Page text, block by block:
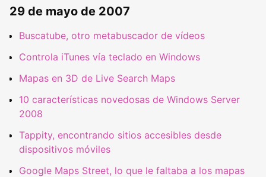
29 de mayo de 2007
Buscatube, otro metabuscador de vídeos
Controla iTunes vía teclado en Windows
Mapas en 3D de Live Search Maps
10 características novedosas de Windows Server
2008
Tappity, encontrando sitios accesibles desde
dispositivos móviles
Google Maps Street, lo que le faltaba a los mapas